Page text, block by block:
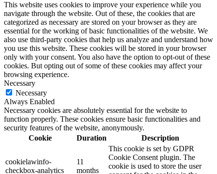
This website uses cookies to improve your experience while you
navigate through the website. Out of these, the cookies that are
categorized as necessary are stored on your browser as they are
essential for the working of basic functionalities of the website. We
also use third-party cookies that help us analyze and understand how
you use this website. These cookies will be stored in your browser
only with your consent. You also have the option to opt-out of these
cookies. But opting out of some of these cookies may affect your
browsing experience.
Necessary
Necessary
Always Enabled
Necessary cookies are absolutely essential for the website to
function properly. These cookies ensure basic functionalities and
security features of the website, anonymously.
Cookie
Duration Description
cookielawinfo-
checkbox-analytics
11
months
This cookie is set by GDPR
Cookie Consent plugin. The
cookie is used to store the user